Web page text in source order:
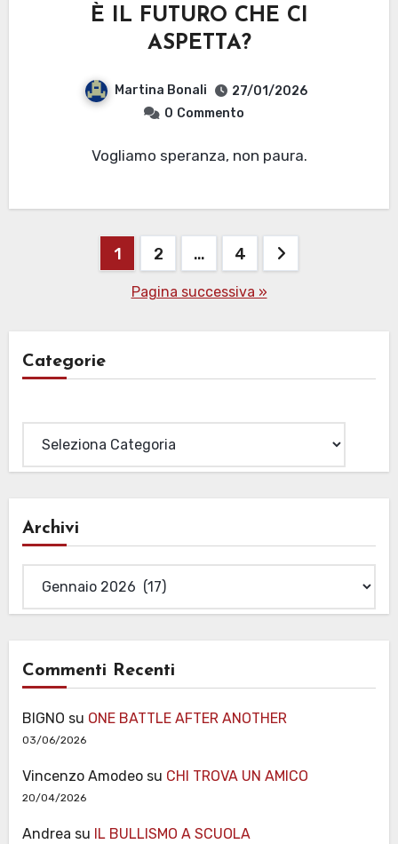
È IL FUTURO CHE CI
ASPETTA?
Martina Bonali
27/01/2026
0 Commento
Vogliamo speranza, non paura.
Paginazione
1 2 … 4
Pagina successiva »
Categorie
Archivi
Commenti Recenti
BIGNO su ONE BATTLE AFTER ANOTHER
03/06/2026
Vincenzo Amodeosu CHI TROVA UN AMICO
20/04/2026
Andrea su IL BULLISMO A SCUOLA